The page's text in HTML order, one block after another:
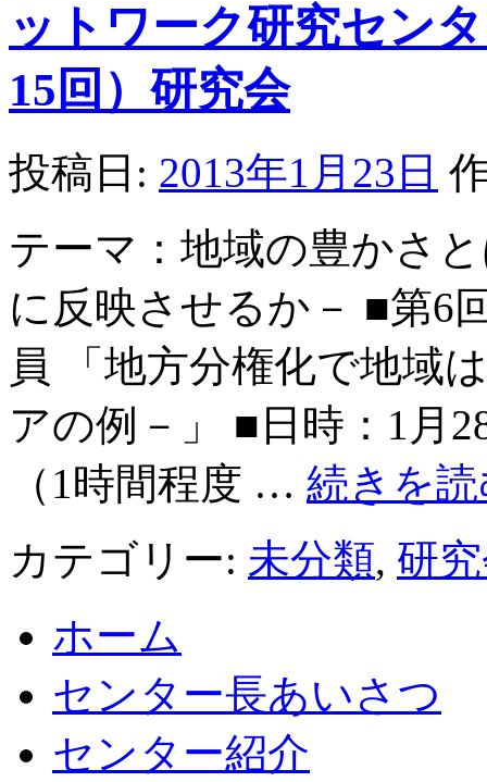
ットワーク研究セン
15回）研究会
投稿日: 2013年1月23日
テーマ：地域の豊かさ
に反映させるか－ ■
員 「地方分権化で地域
アの例－」 ■日時：1月
（1時間程度 … 続きを
カテゴリー: 未分類, 研
ホーム
センター長あいさつ
センター紹介